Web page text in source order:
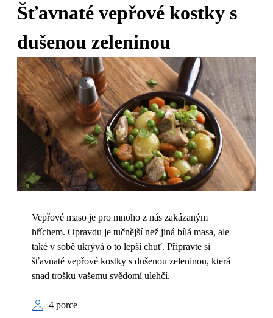
Šťavnaté vepřové kostky s
dušenou zeleninou
Vepřové maso je pro mnoho z nás zakázaným
hříchem. Opravdu je tučnější než jiná bílá masa, ale
také v sobě ukrývá o to lepší chuť. Připravte si
šťavnaté vepřové kostky s dušenou zeleninou, která
snad trošku vašemu svědomí ulehčí.
4 porce